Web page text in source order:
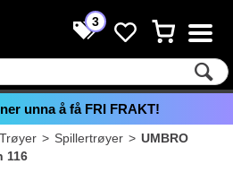
3
unna å få FRI FRAKT!
Trøyer>Spillertrøyer>UMBRO
116